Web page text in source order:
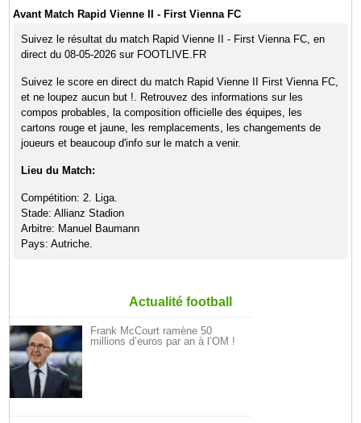
Avant Match Rapid Vienne II - First Vienna FC
Suivez le résultat du match Rapid Vienne II - First Vienna FC, en
direct du 08-05-2026 sur FOOTLIVE.FR
Suivez le score en direct du match Rapid Vienne II First Vienna FC,
et ne loupez aucun but !. Retrouvez des informations sur les
compos probables, la composition officielle des équipes, les
cartons rouge et jaune, les remplacements, les changements de
joueurs et beaucoup d'info sur le match a venir.
Lieu du Match:
Compétition: 2. Liga.
Stade: Allianz Stadion
Arbitre: Manuel Baumann
Pays: Autriche.
Actualité football
Frank McCourt ramène 50
millions d’euros par an à l’OM !